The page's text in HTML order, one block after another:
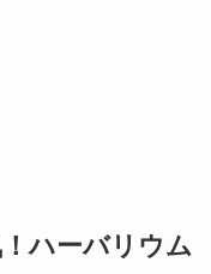
ハーバリウム